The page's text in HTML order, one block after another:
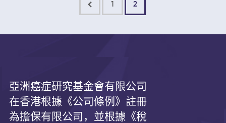
1 2
亞洲癌症研究基金會有限公司
在香港根據《公司條例》註冊
為擔保有限公司，並根據《稅